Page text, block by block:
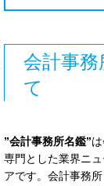
会計事
て
”会計事務所名鑑”
専門とした業界ニ
アです。会計事務